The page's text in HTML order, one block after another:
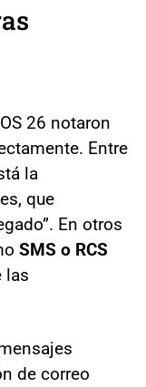
26 notaron
Entre
la
que
En otros
SMS o RCS
las
de correo